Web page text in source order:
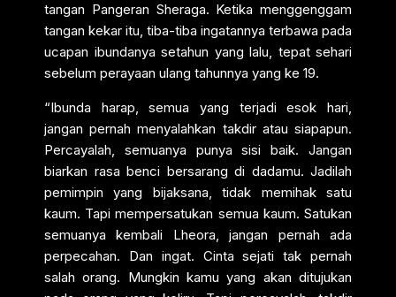
tangan Pangeran Sheraga. Ketika menggenggam
tangan kekar itu, tiba-tiba ingatannya terbawa pada
ucapan ibundanya setahun yang lalu, tepat sehari
sebelum perayaan ulang tahunnya yang ke 19.
“Ibunda harap, semua yang terjadi esok hari,
jangan pernah menyalahkan takdir atau siapapun.
Percayalah, semuanya punya sisi baik. Jangan
biarkan rasa benci bersarang di dadamu. Jadilah
pemimpin yang bijaksana, tidak memihak satu
kaum. Tapi mempersatukan semua kaum. Satukan
semuanya kembali Lheora, jangan pernah ada
perpecahan. Dan ingat. Cinta sejati tak pernah
salah orang. Mungkin kamu yang akan ditujukan